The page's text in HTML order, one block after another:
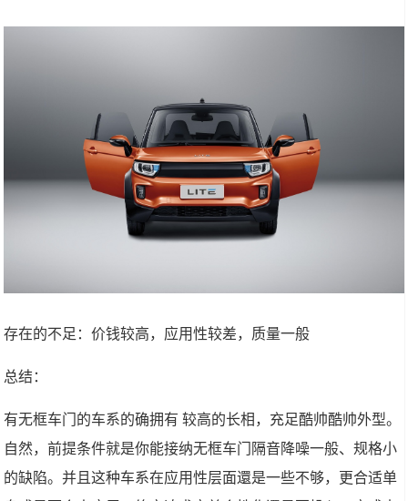
存在的不足：价钱较高，应用性较差，质量一般
总结：
有无框车门的车系的确拥有 较高的长相，充足酷帅酷帅外型。
自然，前提条件就是你能接纳无框车门隔音降噪一般、规格小
的缺陷。并且这种车系在应用性层面還是一些不够，更合适单